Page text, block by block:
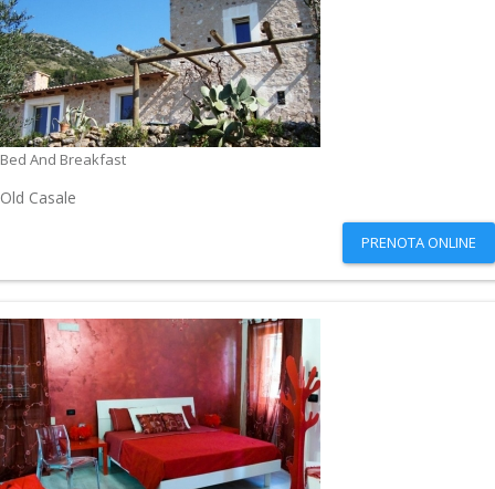
Bed And Breakfast
Old Casale
PRENOTA ONLINE